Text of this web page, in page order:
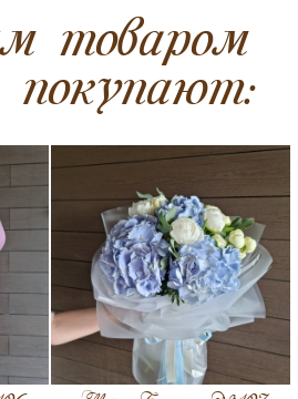
товаром
покупают: